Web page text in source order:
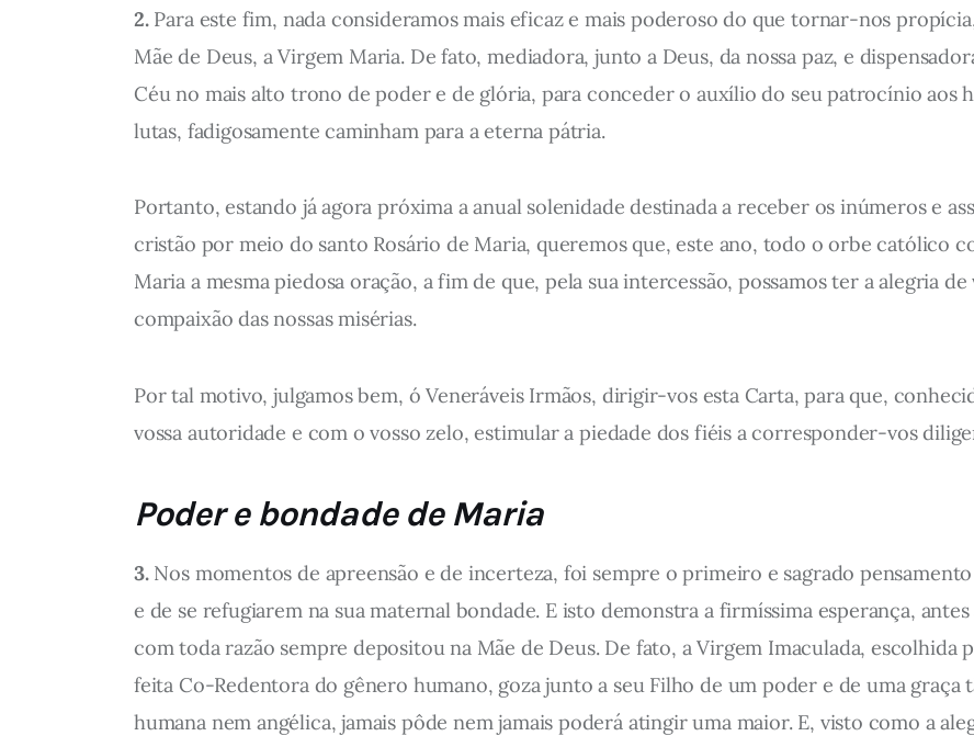
2.Para este fim, nada consideramos mais eficaz e mais poderoso do que tornar-nos
Mãe de Deus, a Virgem Maria. De fato, mediadora, junto a Deus, da nossa paz, e
Céu no mais alto trono de poder e de glória, para conceder o auxílio do seu patrocínio aos
lutas, fadigosamente caminham para a eterna pátria.
Portanto, estando já agora próxima a anual solenidade destinada a receber os inúmeros e
cristão por meio do santo Rosário de Maria, queremos que, este ano, todo o orbe católico
Maria a mesma piedosa oração, a fim de que, pela sua intercessão, possamos ter a alegria
compaixão das nossas misérias.
Por tal motivo, julgamos bem, ó Veneráveis Irmãos, dirigir-vos esta Carta, para que,
vossa autoridade e com o vosso zelo, estimular a piedade dos fiéis a corresponder-vos
Poder e bondade de Maria
3.Nos momentos de apreensão e de incerteza, foi sempre o primeiro e sagrado
e de se refugiarem na sua maternal bondade. E isto demonstra a firmíssima esperança,
com toda razão sempre depositou na Mãe de Deus. De fato, a Virgem Imaculada, escolhida
feita Co-Redentora do gênero humano, goza junto a seu Filho de um poder e de uma
humana nem angélica, jamais pôde nem jamais poderá atingir uma maior. E, visto como a